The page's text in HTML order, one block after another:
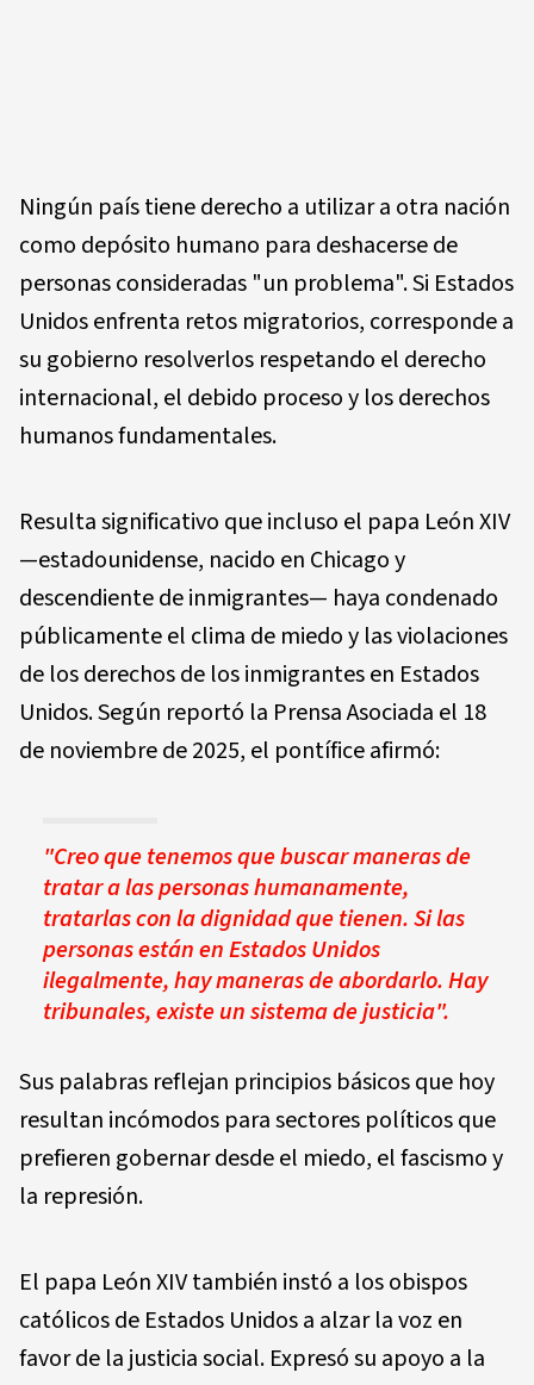
Ningún país tiene derecho a utilizar a otra nación
como depósito humano para deshacerse de
personas consideradas "un problema". Si Estados
Unidos enfrenta retos migratorios, corresponde a
su gobierno resolverlos respetando el derecho
internacional, el debido proceso y los derechos
humanos fundamentales.
Resulta significativo que incluso el papa León XIV
—estadounidense, nacido en Chicago y
descendiente de inmigrantes— haya condenado
públicamente el clima de miedo y las violaciones
de los derechos de los inmigrantes en Estados
Unidos. Según reportó la Prensa Asociada el 18
de noviembre de 2025, el pontífice afirmó:
"Creo que tenemos que buscar maneras de
tratar a las personas humanamente,
tratarlas con la dignidad que tienen. Si las
personas están en Estados Unidos
ilegalmente, hay maneras de abordarlo. Hay
tribunales, existe un sistema de justicia".
Sus palabras reflejan principios básicos que hoy
resultan incómodos para sectores políticos que
prefieren gobernar desde el miedo, el fascismo y
la represión.
El papa León XIV también instó a los obispos
católicos de Estados Unidos a alzar la voz en
favor de la justicia social. Expresó su apoyo a la